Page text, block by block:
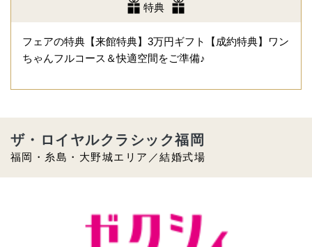
特典
フェアの特典【来館特典】3万円ギフト【成約特典】ワン
ちゃんフルコース＆快適空間をご準備♪
福岡・糸島・大野城エリア／結婚式場
ザ・ロイヤルクラシック福岡